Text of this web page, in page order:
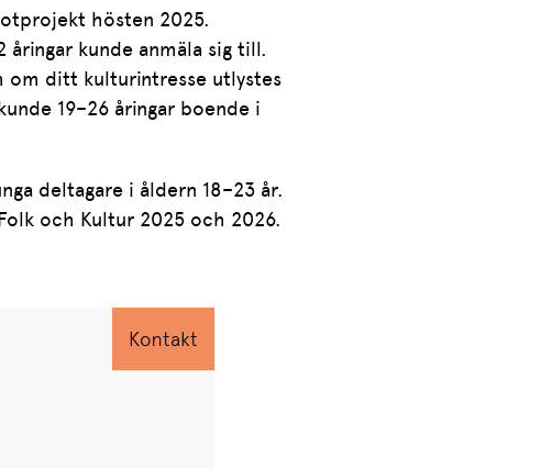
hösten 2025.
åringar kunde anmäla sig till.
om ditt kulturintresse utlystes
19–26 åringar boende i
deltagare i åldern 18–23 år.
och Kultur 2025 och 2026.
Kontakt